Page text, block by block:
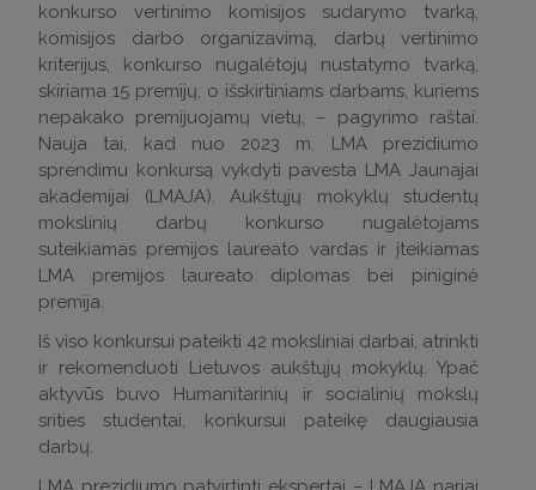
konkurso vertinimo komisijos sudarymo tvarką,
komisijos darbo organizavimą, darbų vertinimo
kriterijus, konkurso nugalėtojų nustatymo tvarką,
skiriama 15 premijų, o išskirtiniams darbams, kuriems
nepakako premijuojamų vietų, – pagyrimo raštai.
Nauja tai, kad nuo 2023 m. LMA prezidiumo
sprendimu konkursą vykdyti pavesta LMA Jaunajai
akademijai (LMAJA). Aukštųjų mokyklų studentų
mokslinių darbų konkurso nugalėtojams
suteikiamas premijos laureato vardas ir įteikiamas
LMA premijos laureato diplomas bei piniginė
premija.
Iš viso konkursui pateikti 42 moksliniai darbai, atrinkti
ir rekomenduoti Lietuvos aukštųjų mokyklų. Ypač
aktyvūs buvo Humanitarinių ir socialinių mokslų
srities studentai, konkursui pateikę daugiausia
darbų.